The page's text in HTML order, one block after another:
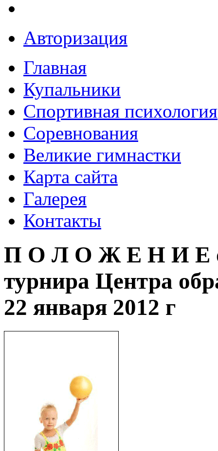
Авторизация
Главная
Купальники
Спортивная психология
Соревнования
Великие гимнастки
Карта сайта
Галерея
Контакты
П О Л О Ж Е Н И Е о
турнира Центра
22 января 2012 г